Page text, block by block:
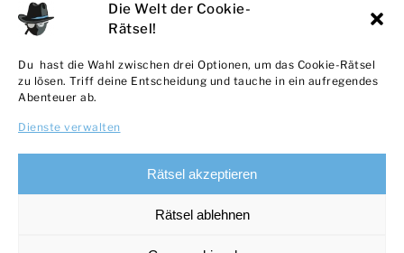
Die Welt der Cookie-
Rätsel!
Du hast die Wahl zwischen drei Optionen, um das Cookie-Rätsel
zu lösen. Triff deine Entscheidung und tauche in ein aufregendes
Abenteuer ab.
Dienste verwalten
Rätsel akzeptieren
Rätsel ablehnen
Samstag – Sonntag:
11:00 – 21:00 Uhr
AGB + WIDERRUF
DATENSCHUTZ
IMPRESSUM
COOKIE-RICHTLINIE